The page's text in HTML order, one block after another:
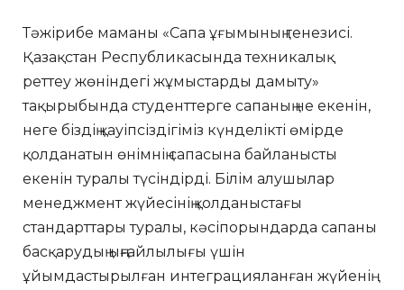
Тәжірибе маманы «Сапа ұғымының генезисі.
Қазақстан Республикасында техникалық
реттеу жөніндегі жұмыстарды дамыту»
тақырыбында студенттерге сапаның не екенін,
неге біздің қауіпсіздігіміз күнделікті өмірде
қолданатын өнімнің сапасына байланысты
екенін туралы түсіндірді. Білім алушылар
менеджмент жүйесінің қолданыстағы
стандарттары туралы, кәсіпорындарда сапаны
басқарудың ыңғайлылығы үшін
ұйымдастырылған интеграцияланған жүйенің